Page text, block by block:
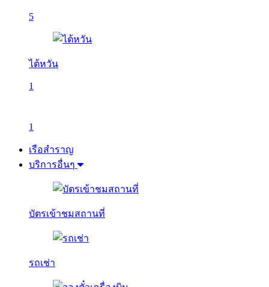
5
ไต้หวัน
1
1
เรือสำราญ
บริการอื่นๆ
บัตรเข้าชมสถานที่
รถเช่า